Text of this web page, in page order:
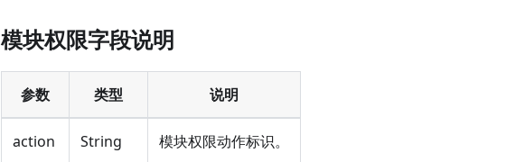
模块权限字段说明
参数 类型 说明
action String 模块权限动作标识。